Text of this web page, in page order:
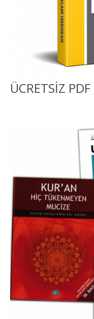
ÜCRETSİZ PDF